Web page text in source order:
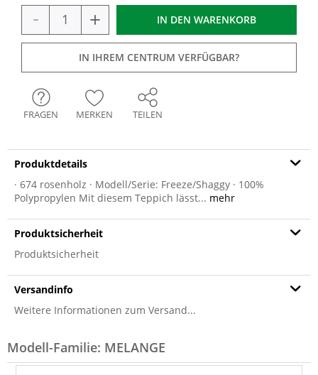
- + IN DEN WARENKORB
IN IHREM CENTRUM VERFÜGBAR?
FRAGEN MERKEN TEILEN
Produktdetails
· 674 rosenholz · Modell/Serie: Freeze/Shaggy · 100%
Polypropylen Mit diesem Teppich lässt... mehr
Produktsicherheit
Produktsicherheit
Versandinfo
Weitere Informationen zum Versand...
Modell-Familie: MELANGE